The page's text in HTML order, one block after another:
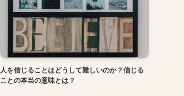
人を信じることはどうして難しいのか？信じる
ことの本当の意味とは？